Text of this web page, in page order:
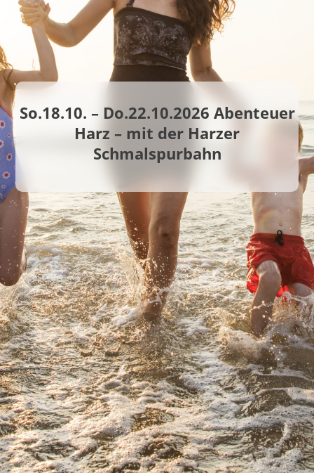
So.18.10. – Do.22.10.2026 Abenteuer
Harz – mit der Harzer
Schmalspurbahn